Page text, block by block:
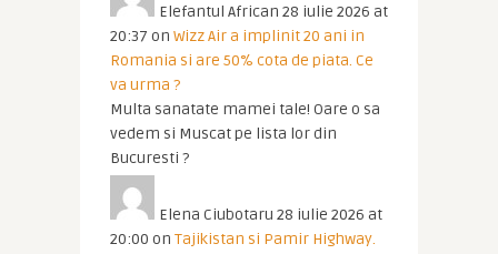
Elefantul African 28 iulie 2026 at
20:37 on Wizz Air a implinit 20 ani in
Romania si are 50% cota de piata. Ce
va urma ?
Multa sanatate mamei tale! Oare o sa
vedem si Muscat pe lista lor din
Bucuresti ?
Elena Ciubotaru 28 iulie 2026 at
20:00 on Tajikistan si Pamir Highway.